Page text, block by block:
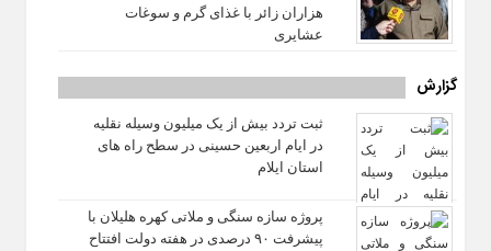
هزاران زائر با غذای گرم و سوغات
عشایری
گزارش
ثبت تردد بیش از یک میلیون وسیله نقلیه
در ایام اربعین حسینی در سطح راه‌ های
استان ایلام
پروژه سازه سنگی و ملاتی کهره هلیلان با
پیشرفت ۹۰ درصدی در هفته دولت افتتاح